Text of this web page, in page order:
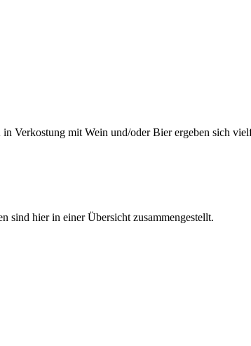
in Verkostung mit Wein und/oder Bier ergeben sich
sind hier in einer Übersicht zusammengestellt.